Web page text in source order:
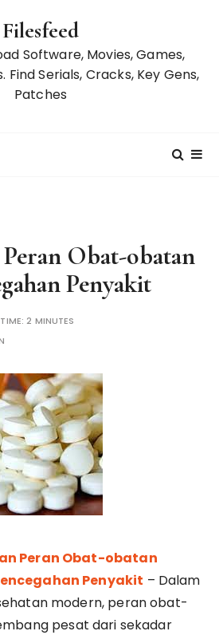
Filesfeed
Software, Movies, Games,
Find Serials, Cracks, Key Gens,
Patches
Obat-obatan
Penyakit
2 MINUTES
Peran Obat-obatan
Penyakit – Dalam
modern, peran obat-
pesat dari sekadar